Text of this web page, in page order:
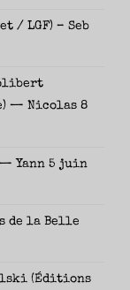
/ LGF) – Seb
— Nicolas 8
Yann 5 juin
de la Belle
(Éditions